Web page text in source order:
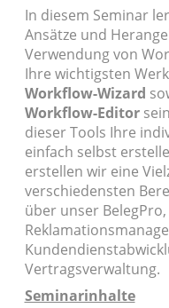
In diesem Seminar
Ansätze und
Verwendung von
Ihre wichtigsten
Workflow-Wizard
Workflow-Editor
dieser Tools Ihre
einfach selbst
erstellen wir eine
verschiedensten
über unser
Vertragsverwaltung.
Seminarinhalte